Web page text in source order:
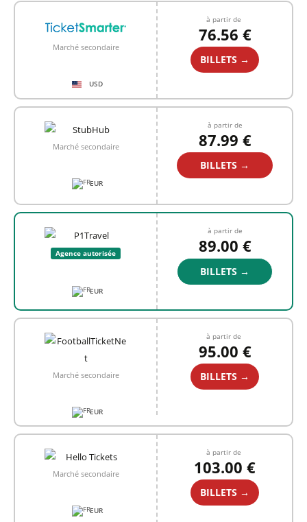
Marché secondaire
USD
à partir de
76.56 €
BILLETS →
Marché secondaire
EUR
à partir de
87.99 €
BILLETS →
Agence autorisée
EUR
à partir de
89.00 €
BILLETS →
Marché secondaire
EUR
à partir de
95.00 €
BILLETS →
Marché secondaire
EUR
à partir de
103.00 €
BILLETS →